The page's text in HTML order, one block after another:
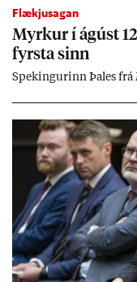
Flækjusagan
Myrk­ur í ág­úst
fyrsta sinn
Spek­ing­ur­inn Þa­les frá